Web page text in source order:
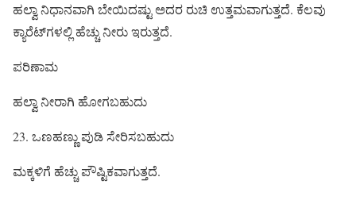
ಹಲ್ವಾ ನಿಧಾನವಾಗಿ ಬೇಯಿದಷ್ಟು ಅದರ ರುಚಿ ಉತ್ತಮವಾಗುತ್ತದೆ. ಕೆಲವು
ಕ್ಯಾರೆಟ್‌ಗಳಲ್ಲಿ ಹೆಚ್ಚು ನೀರು ಇರುತ್ತದೆ.
ಪರಿಣಾಮ
ಹಲ್ವಾ ನೀರಾಗಿ ಹೋಗಬಹುದು
23. ಒಣಹಣ್ಣು ಪುಡಿ ಸೇರಿಸಬಹುದು
ಮಕ್ಕಳಿಗೆ ಹೆಚ್ಚು ಪೌಷ್ಟಿಕವಾಗುತ್ತದೆ.